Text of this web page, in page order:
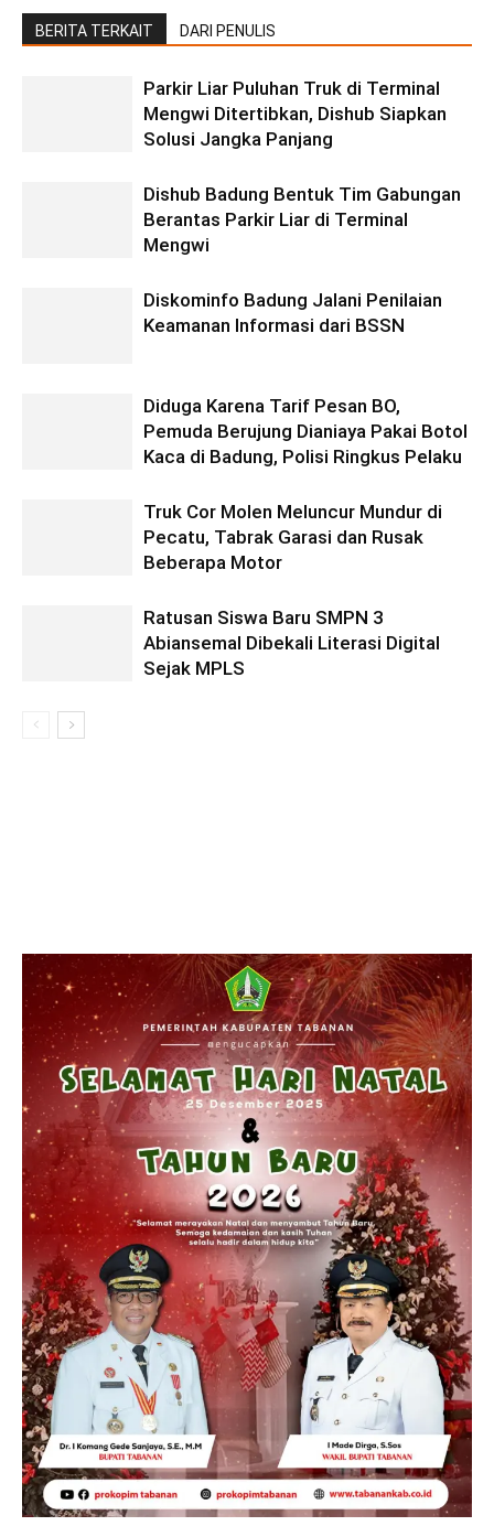
BERITA TERKAIT DARI PENULIS
Parkir Liar Puluhan Truk di Terminal
Mengwi Ditertibkan, Dishub Siapkan
Solusi Jangka Panjang
Dishub Badung Bentuk Tim Gabungan
Berantas Parkir Liar di Terminal
Mengwi
Diskominfo Badung Jalani Penilaian
Keamanan Informasi dari BSSN
Diduga Karena Tarif Pesan BO,
Pemuda Berujung Dianiaya Pakai Botol
Kaca di Badung, Polisi Ringkus Pelaku
Truk Cor Molen Meluncur Mundur di
Pecatu, Tabrak Garasi dan Rusak
Beberapa Motor
Ratusan Siswa Baru SMPN 3
Abiansemal Dibekali Literasi Digital
Sejak MPLS